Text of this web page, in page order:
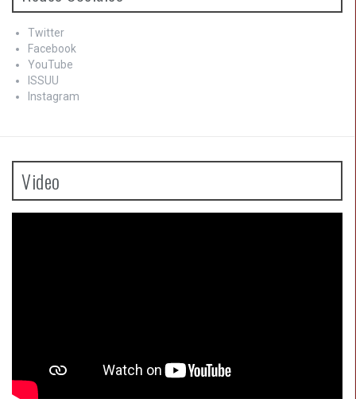
Twitter
Facebook
YouTube
ISSUU
Instagram
Video